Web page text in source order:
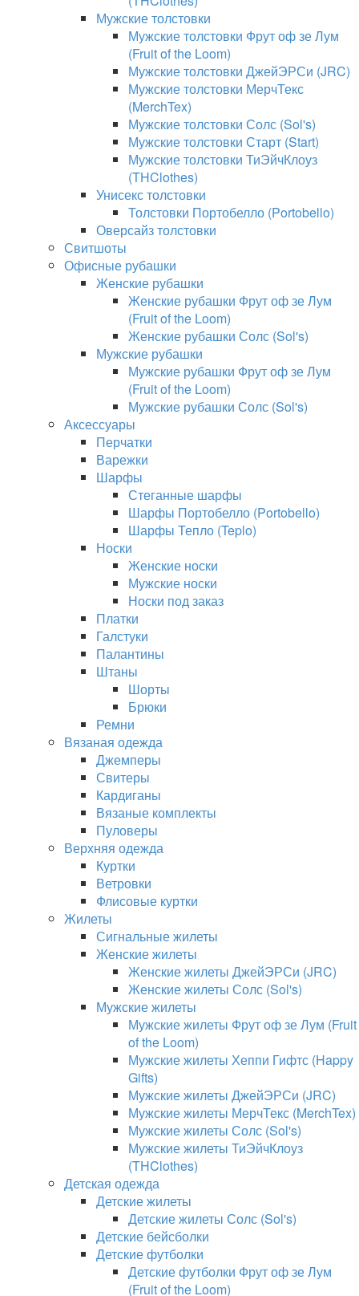
Мужские толстовки
Мужские толстовки Фрут оф зе Лум
(Fruit of the Loom)
Мужские толстовки ДжейЭРСи (JRC)
Мужские толстовки МерчТекс
(MerchTex)
Мужские толстовки Солс (Sol's)
Мужские толстовки Старт (Start)
Мужские толстовки ТиЭйчКлоуз
(THClothes)
Унисекс толстовки
Толстовки Портобелло (Portobello)
Оверсайз толстовки
Свитшоты
Офисные рубашки
Женские рубашки
Женские рубашки Фрут оф зе Лум
(Fruit of the Loom)
Женские рубашки Солс (Sol's)
Мужские рубашки
Мужские рубашки Фрут оф зе Лум
(Fruit of the Loom)
Мужские рубашки Солс (Sol's)
Аксессуары
Перчатки
Варежки
Шарфы
Стеганные шарфы
Шарфы Портобелло (Portobello)
Шарфы Тепло (Teplo)
Носки
Женские носки
Мужские носки
Носки под заказ
Платки
Галстуки
Палантины
Штаны
Шорты
Брюки
Ремни
Вязаная одежда
Джемперы
Свитеры
Кардиганы
Вязаные комплекты
Пуловеры
Верхняя одежда
Куртки
Ветровки
Флисовые куртки
Жилеты
Сигнальные жилеты
Женские жилеты
Женские жилеты ДжейЭРСи (JRC)
Женские жилеты Солс (Sol's)
Мужские жилеты
Мужские жилеты Фрут оф зе Лум (Fruit
of the Loom)
Мужские жилеты Хеппи Гифтс (Happy
Gifts)
Мужские жилеты ДжейЭРСи (JRC)
Мужские жилеты МерчТекс (MerchTex)
Мужские жилеты Солс (Sol's)
Мужские жилеты ТиЭйчКлоуз
(THClothes)
Детская одежда
Детские жилеты
Детские жилеты Солс (Sol's)
Детские бейсболки
Детские футболки
Детские футболки Фрут оф зе Лум
(Fruit of the Loom)